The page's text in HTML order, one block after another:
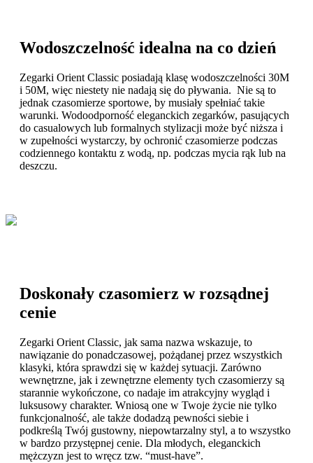
Wodoszczelność idealna na co dzień
Zegarki Orient Classic posiadają klasę wodoszczelności 30M
i 50M, więc niestety nie nadają się do pływania. Nie są to
jednak czasomierze sportowe, by musiały spełniać takie
warunki. Wodoodporność eleganckich zegarków, pasujących
do casualowych lub formalnych stylizacji może być niższa i
w zupełności wystarczy, by ochronić czasomierze podczas
codziennego kontaktu z wodą, np. podczas mycia rąk lub na
deszczu.
Doskonały czasomierz w rozsądnej
cenie
Zegarki Orient Classic, jak sama nazwa wskazuje, to
nawiązanie do ponadczasowej, pożądanej przez wszystkich
klasyki, która sprawdzi się w każdej sytuacji. Zarówno
wewnętrzne, jak i zewnętrzne elementy tych czasomierzy są
starannie wykończone, co nadaje im atrakcyjny wygląd i
luksusowy charakter. Wniosą one w Twoje życie nie tylko
funkcjonalność, ale także dodadzą pewności siebie i
podkreślą Twój gustowny, niepowtarzalny styl, a to wszystko
w bardzo przystępnej cenie. Dla młodych, eleganckich
mężczyzn jest to wręcz tzw. “must-have”.